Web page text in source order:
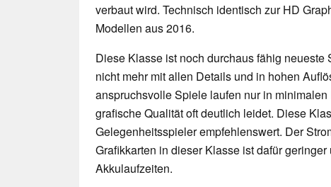
verbaut wird. Technisch identisch zur HD
Modellen aus 2016.
Diese Klasse ist noch durchaus fähig
nicht mehr mit allen Details und in hohen
anspruchsvolle Spiele laufen nur in
grafische Qualität oft deutlich leidet. Diese
Gelegenheitsspieler empfehlenswert. Der
Grafikkarten in dieser Klasse ist dafür
Akkulaufzeiten.